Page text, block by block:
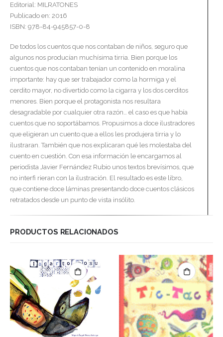
Editorial: MILRATONES
Publicado en: 2016
ISBN: 978-84-945857-0-8
De todos los cuentos que nos contaban de niños, seguro que
algunos nos producían muchísima tirria. Bien porque los
cuentos que nos contaban tenían un contenido en moralina
importante: hay que ser trabajador como la hormiga y el
cerdito mayor, no divertido como la cigarra y los dos cerditos
menores. Bien porque el protagonista nos resultara
desagradable por cualquier otra razón… el caso es que había
cuentos que no soportábamos. Propusimos a doce ilustradores
que eligieran un cuento que a ellos les produjera tirria y lo
ilustraran. También que nos explicaran qué les molestaba del
cuento en cuestión. Con esa información le encargamos al
periodista Javier Fernández Rubio unos textos brevísimos, que
no interfi rieran con la ilustración. El resultado es este libro,
que contiene doce láminas presentando doce cuentos clásicos
retratados desde un punto de vista insólito.
PRODUCTOS RELACIONADOS